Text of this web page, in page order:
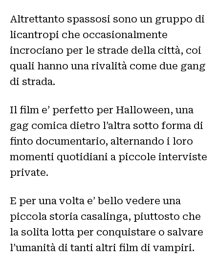
Altrettanto spassosi sono un gruppo di
licantropi che occasionalmente
incrociano per le strade della città, coi
quali hanno una rivalità come due gang
di strada.
Il film e’ perfetto per Halloween, una
gag comica dietro l’altra sotto forma di
finto documentario, alternando i loro
momenti quotidiani a piccole interviste
private.
E per una volta e’ bello vedere una
piccola storia casalinga, piuttosto che
la solita lotta per conquistare o salvare
l’umanità di tanti altri film di vampiri.